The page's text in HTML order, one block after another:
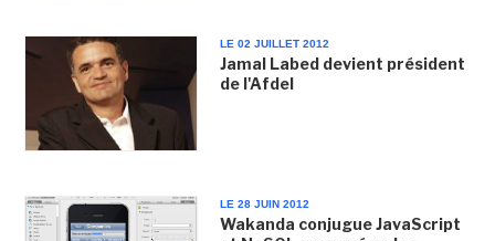
LE 02 JUILLET 2012
Jamal Labed devient président
de l'Afdel
LE 28 JUIN 2012
Wakanda conjugue JavaScript